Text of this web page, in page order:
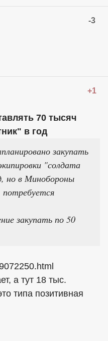
-3
+1
70 тысяч
в год
закупать
"солдата
но в Минобороны
закупать по 50
а тут 18 тыс.
типа позитивная